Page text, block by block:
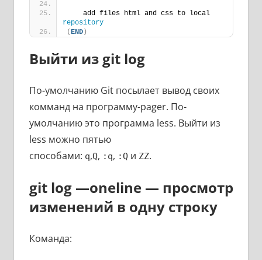
    add files html and css to local
repository
(END)
Выйти из git log
По-умолчанию Git посылает вывод своих
комманд на программу-pager. По-
умолчанию это программа less. Выйти из
less можно пятью
способами: q,Q, :q, :Qи ZZ.
git log —oneline — просмотр
изменений в одну строку
Команда: